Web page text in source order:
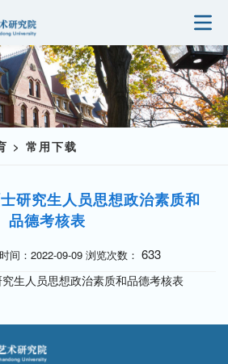
> 常用下载
研究生人员思想政治素质和
品德考核表
间：2022-09-09 浏览次数： 633
生人员思想政治素质和品德考核表